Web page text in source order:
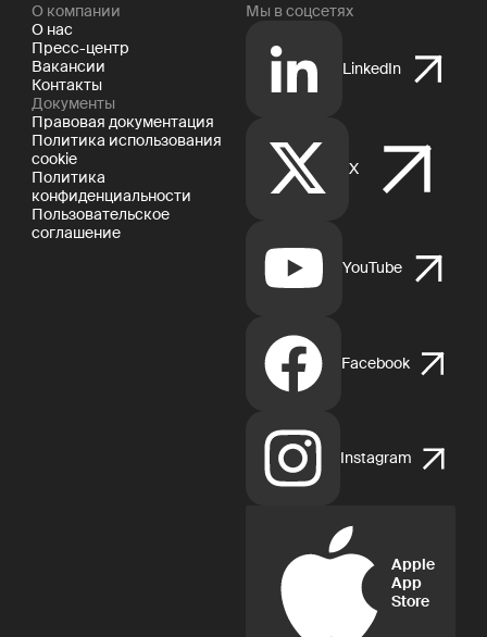
О компании
О нас
Пресс-центр
Вакансии
Контакты
Документы
Правовая документация
Политика использования
cookie
Политика
конфиденциальности
Пользовательское
соглашение
Мы в соцсетях
LinkedIn
X
YouTube
Facebook
Instagram
Apple
App
Store